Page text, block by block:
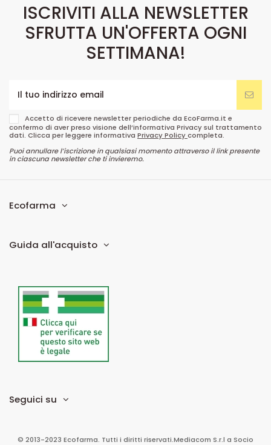
ISCRIVITI ALLA NEWSLETTER
SFRUTTA UN'OFFERTA OGNI
SETTIMANA!
Accetto di ricevere newsletter periodiche da EcoFarma.it e
confermo di aver preso visione dell’informativa Privacy sul trattamento
dati. Clicca per leggere informativa Privacy Policycompleta.
Puoi annullare l’iscrizione in qualsiasi momento attraverso il link presente
in ciascuna newsletter che ti invieremo.
Ecofarma
Guida all'acquisto
Seguici su
© 2013-2023 Ecofarma. Tutti i diritti riservati.Mediacom S.r.l a Socio